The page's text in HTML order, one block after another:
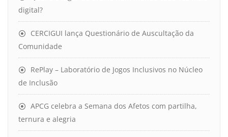
digital?
CERCIGUI lança Questionário de Auscultação da
Comunidade
RePlay – Laboratório de Jogos Inclusivos no Núcleo
de Inclusão
APCG celebra a Semana dos Afetos com partilha,
ternura e alegria